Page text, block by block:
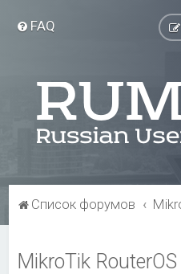
FAQ
Список форумов
MikroTik RouterOS